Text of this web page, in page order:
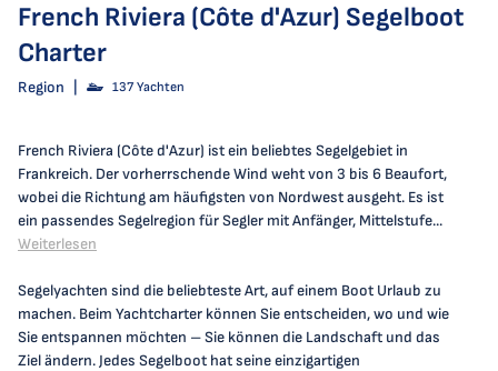
French Riviera (Côte d'Azur) Segelboot
Charter
Region 137 Yachten
French Riviera (Côte d'Azur) ist ein beliebtes Segelgebiet in
Frankreich. Der vorherrschende Wind weht von 3 bis 6 Beaufort,
wobei die Richtung am häufigsten von Nordwest ausgeht. Es ist
ein passendes Segelregion für Segler mit Anfänger, Mittelstufe...
Weiterlesen
Segelyachten sind die beliebteste Art, auf einem Boot Urlaub zu
machen. Beim Yachtcharter können Sie entscheiden, wo und wie
Sie entspannen möchten – Sie können die Landschaft und das
Ziel ändern. Jedes Segelboot hat seine einzigartigen